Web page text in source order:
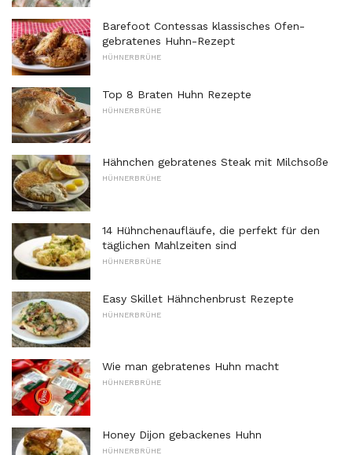
Barefoot Contessas klassisches Ofen-
gebratenes Huhn-Rezept
HÜHNERBRÜHE
Top 8 Braten Huhn Rezepte
HÜHNERBRÜHE
Hähnchen gebratenes Steak mit Milchsoße
HÜHNERBRÜHE
14 Hühnchenaufläufe, die perfekt für den
täglichen Mahlzeiten sind
HÜHNERBRÜHE
Easy Skillet Hähnchenbrust Rezepte
HÜHNERBRÜHE
Wie man gebratenes Huhn macht
HÜHNERBRÜHE
Honey Dijon gebackenes Huhn
HÜHNERBRÜHE